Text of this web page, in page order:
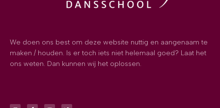
We doen ons best om deze website nuttig en aangenaam te
maken / houden. Is er toch iets niet helemaal goed? Laat het
ons weten. Dan kunnen wij het oplossen.